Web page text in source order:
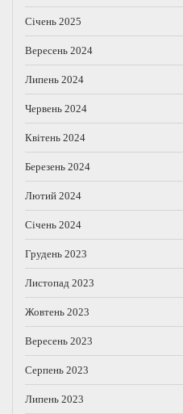
Січень 2025
Вересень 2024
Липень 2024
Червень 2024
Квітень 2024
Березень 2024
Лютий 2024
Січень 2024
Грудень 2023
Листопад 2023
Жовтень 2023
Вересень 2023
Серпень 2023
Липень 2023